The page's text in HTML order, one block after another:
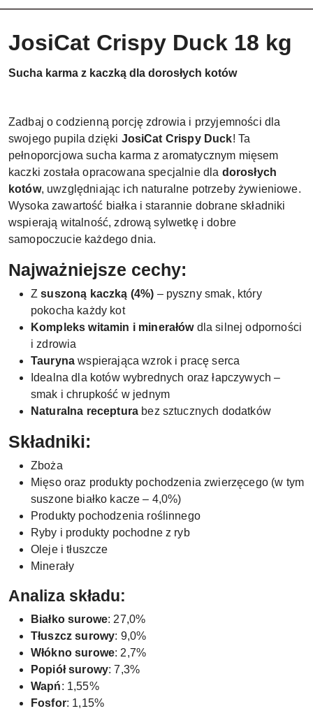
JosiCat Crispy Duck 18 kg
Sucha karma z kaczką dla dorosłych kotów
Zadbaj o codzienną porcję zdrowia i przyjemności dla
swojego pupila dzięki JosiCat Crispy Duck! Ta
pełnoporcjowa sucha karma z aromatycznym mięsem
kaczki została opracowana specjalnie dla dorosłych
kotów, uwzględniając ich naturalne potrzeby żywieniowe.
Wysoka zawartość białka i starannie dobrane składniki
wspierają witalność, zdrową sylwetkę i dobre
samopoczucie każdego dnia.
Najważniejsze cechy:
Zsuszoną kaczką (4%) – pyszny smak, który
pokocha każdy kot
Kompleks witamin i minerałówdla silnej odporności
i zdrowia
Tauryna wspierająca wzrok i pracę serca
Idealna dla kotów wybrednych oraz łapczywych –
smak i chrupkość w jednym
Naturalna receptura bez sztucznych dodatków
Składniki:
Zboża
Mięso oraz produkty pochodzenia zwierzęcego (w tym
suszone białko kacze – 4,0%)
Produkty pochodzenia roślinnego
Ryby i produkty pochodne z ryb
Oleje i tłuszcze
Minerały
Analiza składu:
Białko surowe: 27,0%
Tłuszcz surowy: 9,0%
Włókno surowe: 2,7%
Popiół surowy: 7,3%
Wapń: 1,55%
Fosfor: 1,15%